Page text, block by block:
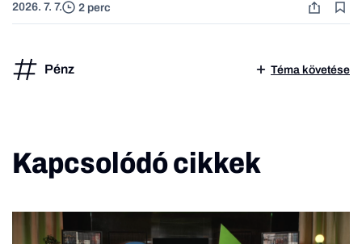
2026. 7. 7. 2 perc
Pénz Téma követése
Kapcsolódó cikkek